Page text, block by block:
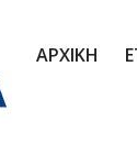
ΑΡΧΙΚΗ